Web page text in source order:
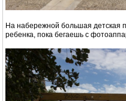
На набережной большая детская
ребенка, пока бегаешь с